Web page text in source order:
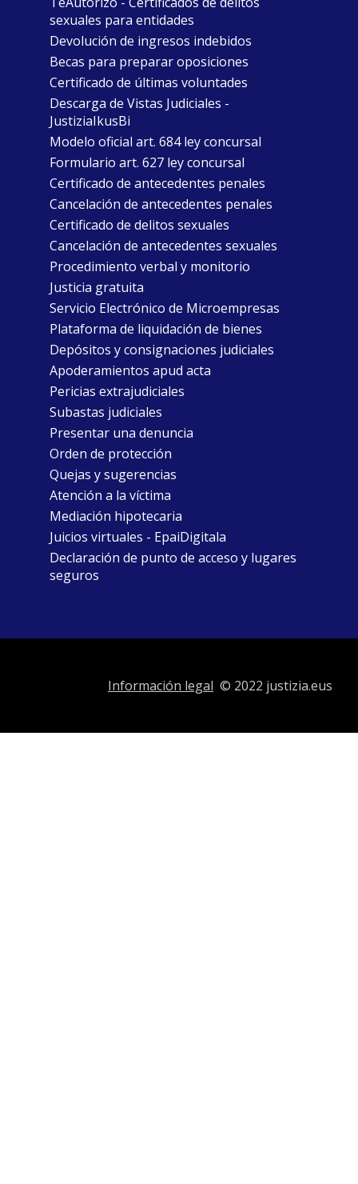
sexuales para entidades
Devolución de ingresos indebidos
Becas para preparar oposiciones
Certificado de últimas voluntades
Descarga de Vistas Judiciales -
JustiziaIkusBi
Modelo oficial art. 684 ley concursal
Formulario art. 627 ley concursal
Certificado de antecedentes penales
Cancelación de antecedentes penales
Certificado de delitos sexuales
Cancelación de antecedentes sexuales
Procedimiento verbal y monitorio
Justicia gratuita
Servicio Electrónico de Microempresas
Plataforma de liquidación de bienes
Depósitos y consignaciones judiciales
Apoderamientos apud acta
Pericias extrajudiciales
Subastas judiciales
Presentar una denuncia
Orden de protección
Quejas y sugerencias
Atención a la víctima
Mediación hipotecaria
Juicios virtuales - EpaiDigitala
Declaración de punto de acceso y lugares
seguros
Información legal © 2022 justizia.eus